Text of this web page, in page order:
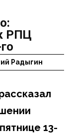
РПЦ
Радыгин
13-